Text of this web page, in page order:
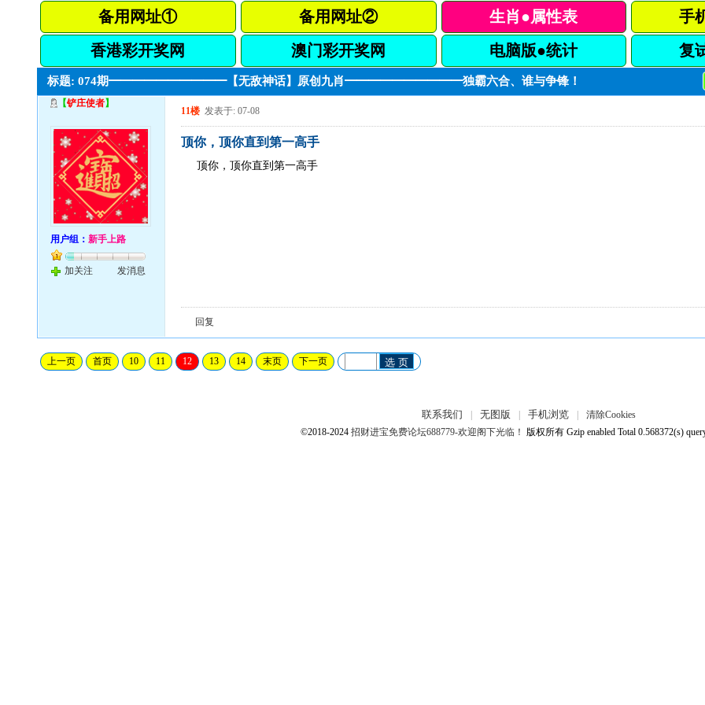
备用网址① 备用网址② 生肖●属性表 手
香港彩开奖网
澳门彩开奖网 电脑版●统计 复
标题: 074期━━━━━━━━━━【无敌神话】原创九肖━━━━━━━━━━独霸六合、谁与争锋！
【铲庄使者】
用户组：新手上路
加关注 发消息
11楼 发表于: 07-08
顶你，顶你直到第一高手
顶你，顶你直到第一高手
回复
上一页 首页 10 11 12 13 14 末页 下一页 选 页
联系我们 无图版 手机浏览
清除Cookies
©2018-2024 招财进宝免费论坛688779-欢迎阁下光临！ 版权所有 Gzip enabled Total 0.568372(s)